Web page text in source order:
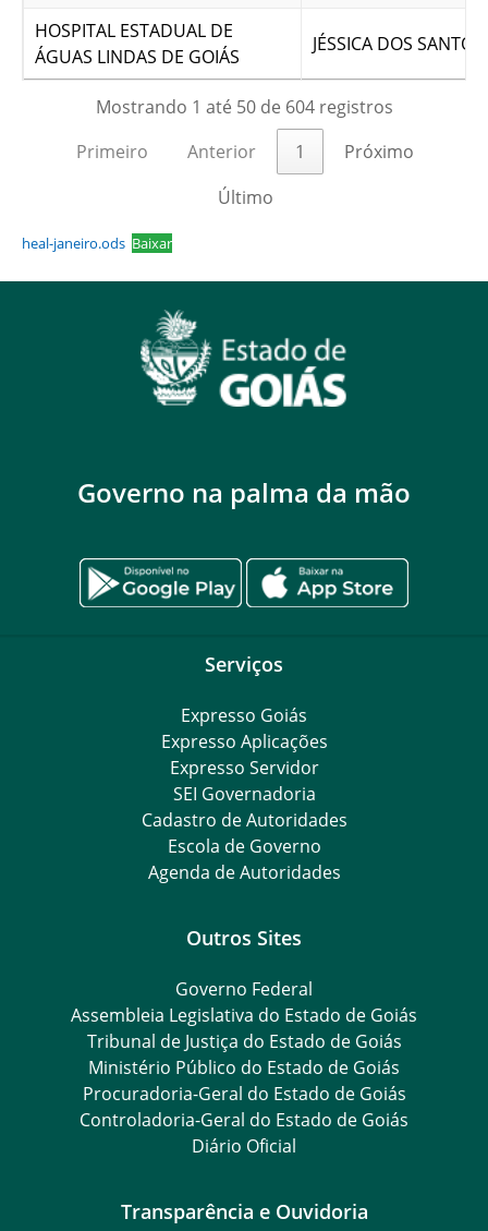
HOSPITAL ESTADUAL DE
ÁGUAS LINDAS DE GOIÁS
JÉSSICA DOS
Mostrando 1 até 50 de 604 registros
Primeiro
Anterior 1
Próximo
Último
heal-janeiro.ods Baixar
Governo na palma da mão
Serviços
Expresso Goiás
Expresso Aplicações
Expresso Servidor
SEI Governadoria
Cadastro de Autoridades
Escola de Governo
Agenda de Autoridades
Outros Sites
Governo Federal
Assembleia Legislativa do Estado de Goiás
Tribunal de Justiça do Estado de Goiás
Ministério Público do Estado de Goiás
Procuradoria-Geral do Estado de Goiás
Controladoria-Geral do Estado de Goiás
Diário Oficial
Transparência e Ouvidoria